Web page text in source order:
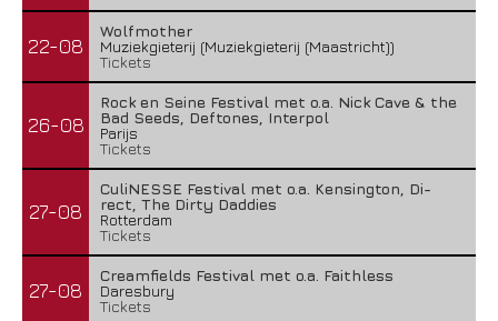
22-08
Wolfmother
Muziekgieterij (Muziekgieterij (Maastricht))
Tickets
26-08
Rock en Seine Festival met o.a. Nick Cave & the
Bad Seeds, Deftones, Interpol
Parijs
Tickets
27-08
CuliNESSE Festival met o.a. Kensington, Di-
rect, The Dirty Daddies
Rotterdam
Tickets
27-08
Creamfields Festival met o.a. Faithless
Daresbury
Tickets